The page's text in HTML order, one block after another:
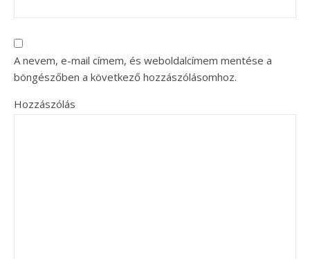
A nevem, e-mail címem, és weboldalcímem mentése a
böngészőben a következő hozzászólásomhoz.
Hozzászólás